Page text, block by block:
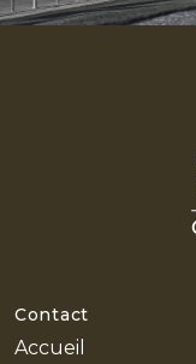
L'HISTOIRE
Contact
Accueil